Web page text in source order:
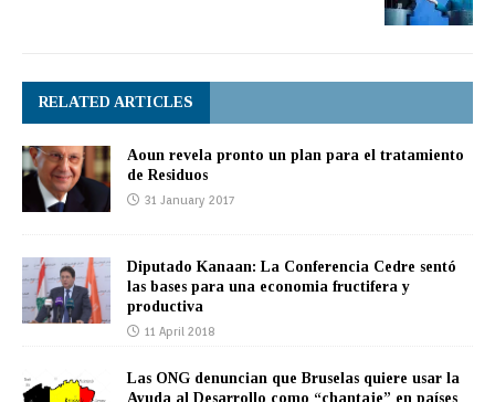
RELATED ARTICLES
Aoun revela pronto un plan para el tratamiento
de Residuos
31 January 2017
Diputado Kanaan: La Conferencia Cedre sentó
las bases para una economia fructifera y
productiva
11 April 2018
Las ONG denuncian que Bruselas quiere usar la
Ayuda al Desarrollo como “chantaje” en países